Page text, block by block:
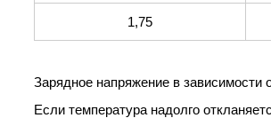
1,75
Зарядное напряжение в зависимости
Если температура надолго